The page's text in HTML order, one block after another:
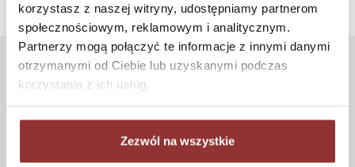
korzystasz z naszej witryny, udostępniamy partnerom
społecznościowym, reklamowym i analitycznym.
Partnerzy mogą połączyć te informacje z innymi danymi
otrzymanymi od Ciebie lub uzyskanymi podczas
korzystania z ich usług.
Zezwól na wszystkie